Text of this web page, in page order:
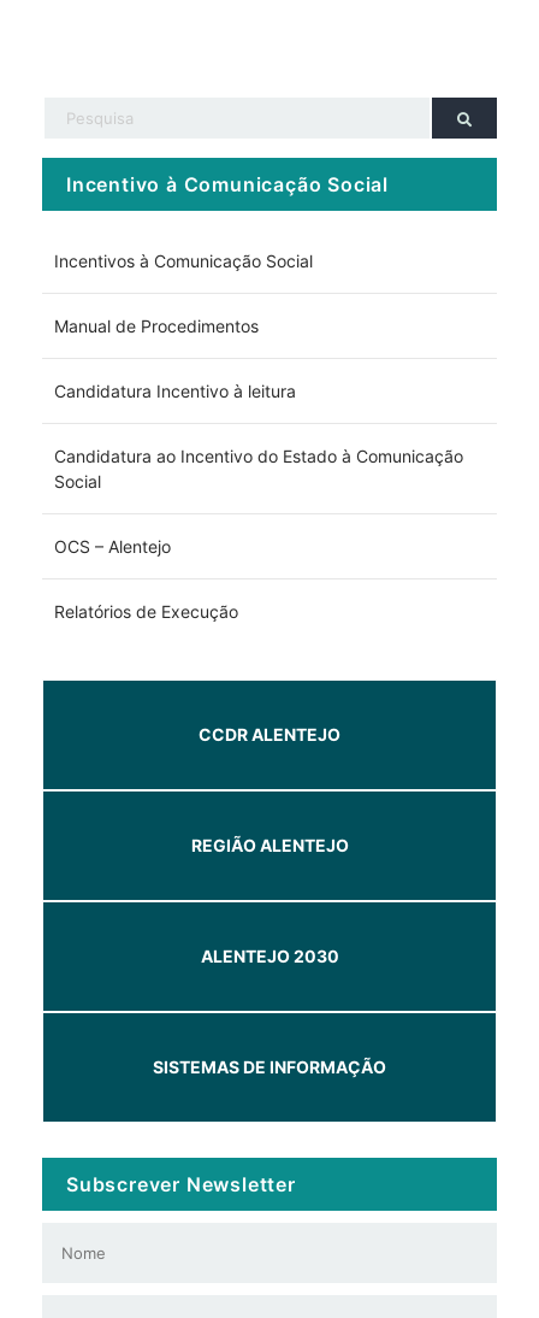
Incentivo à Comunicação Social
Incentivos à Comunicação Social
Manual de Procedimentos
Candidatura Incentivo à leitura
Candidatura ao Incentivo do Estado à Comunicação
Social
OCS – Alentejo
Relatórios de Execução
CCDR ALENTEJO
REGIÃO ALENTEJO
ALENTEJO 2030
SISTEMAS DE INFORMAÇÃO
Subscrever Newsletter